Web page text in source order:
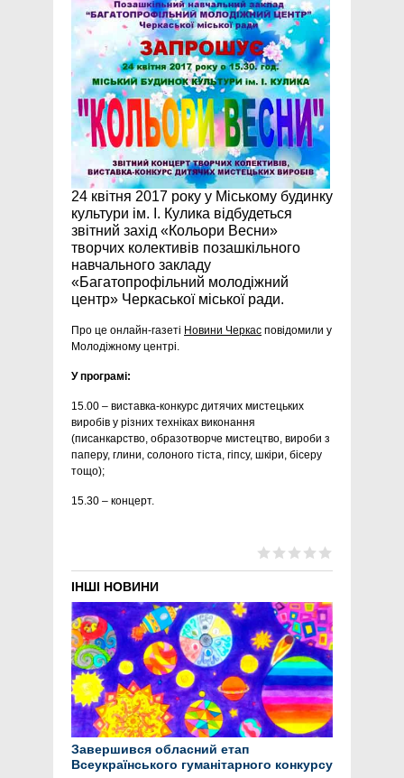
24 квітня 2017 року у Міському будинку
культури ім. І. Кулика відбудеться
звітний захід «Кольори Весни»
творчих колективів позашкільного
навчального закладу
«Багатопрофільний молодіжний
центр» Черкаської міської ради.
Про це онлайн-газеті Новини Черкас повідомили у
Молодіжному центрі.
У програмі:
15.00 – виставка-конкурс дитячих мистецьких
виробів у різних техніках виконання
(писанкарство, образотворче мистецтво, вироби з
паперу, глини, солоного тіста, гіпсу, шкіри, бісеру
тощо);
15.30 – концерт.
ІНШІ НОВИНИ
Завершився обласний етап
Всеукраїнського гуманітарного конкурсу